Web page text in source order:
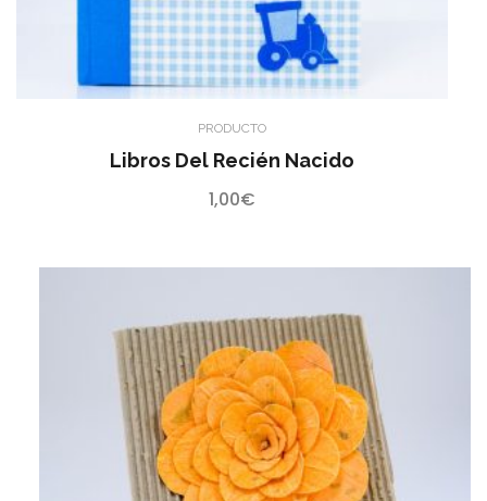
PRODUCTO
Libros Del Recién Nacido
1,00€